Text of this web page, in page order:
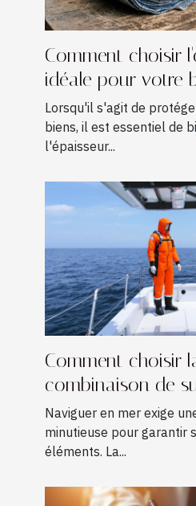
Comment choisir
idéale pour votre
protection ?
Lorsqu'il s'agit de
biens, il est essentiel de
l'épaisseur...
Comment choisir
combinaison de
navigation ?
Naviguer en mer exige
minutieuse pour garantir
éléments. La...